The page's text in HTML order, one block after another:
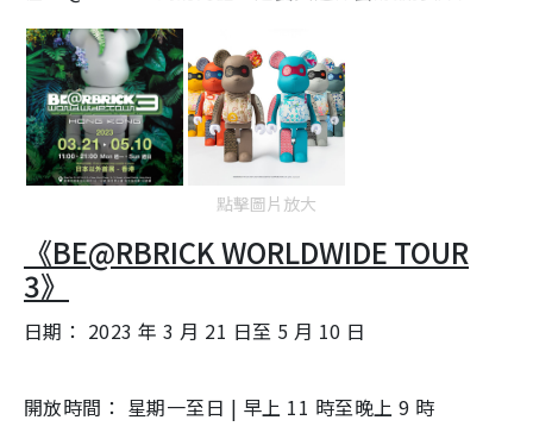
點擊圖片放大
《BE@RBRICK WORLDWIDE TOUR
3》
日期： 2023 年 3 月 21 日至 5 月 10 日
開放時間： 星期一至日 | 早上 11 時至晚上 9 時